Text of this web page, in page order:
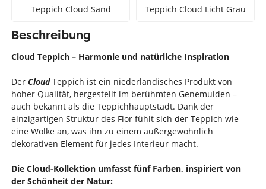
Teppich Cloud Sand Teppich Cloud Licht Grau
Beschreibung
Cloud Teppich – Harmonie und natürliche Inspiration
DerCloudTeppich ist ein niederländisches Produkt von
hoher Qualität, hergestellt im berühmten Genemuiden –
auch bekannt als die Teppichhauptstadt. Dank der
einzigartigen Struktur des Flor fühlt sich der Teppich wie
eine Wolke an, was ihn zu einem außergewöhnlich
dekorativen Element für jedes Interieur macht.
Die Cloud-Kollektion umfasst fünf Farben, inspiriert von
der Schönheit der Natur: